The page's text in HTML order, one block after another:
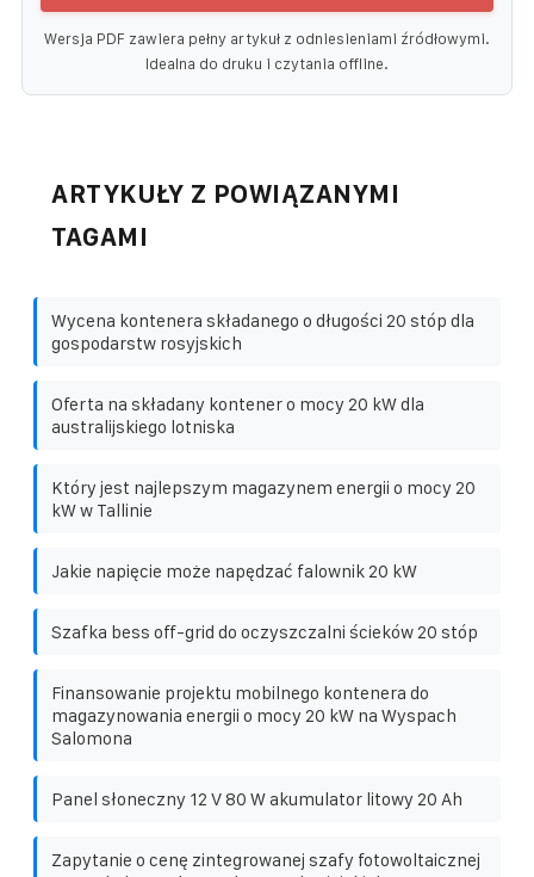
Wersja PDF zawiera pełny artykuł z odniesieniami źródłowymi.
Idealna do druku i czytania offline.
ARTYKUŁY Z POWIĄZANYMI
TAGAMI
Wycena kontenera składanego o długości 20 stóp dla
gospodarstw rosyjskich
Oferta na składany kontener o mocy 20 kW dla
australijskiego lotniska
Który jest najlepszym magazynem energii o mocy 20
kW w Tallinie
Jakie napięcie może napędzać falownik 20 kW
Szafka bess off-grid do oczyszczalni ścieków 20 stóp
Finansowanie projektu mobilnego kontenera do
magazynowania energii o mocy 20 kW na Wyspach
Salomona
Panel słoneczny 12 V 80 W akumulator litowy 20 Ah
Zapytanie o cenę zintegrowanej szafy fotowoltaicznej